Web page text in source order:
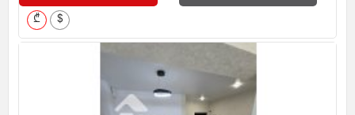
₾ $